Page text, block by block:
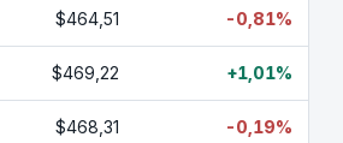
$464,51 -0,81%
$469,22 +1,01%
$468,31 -0,19%